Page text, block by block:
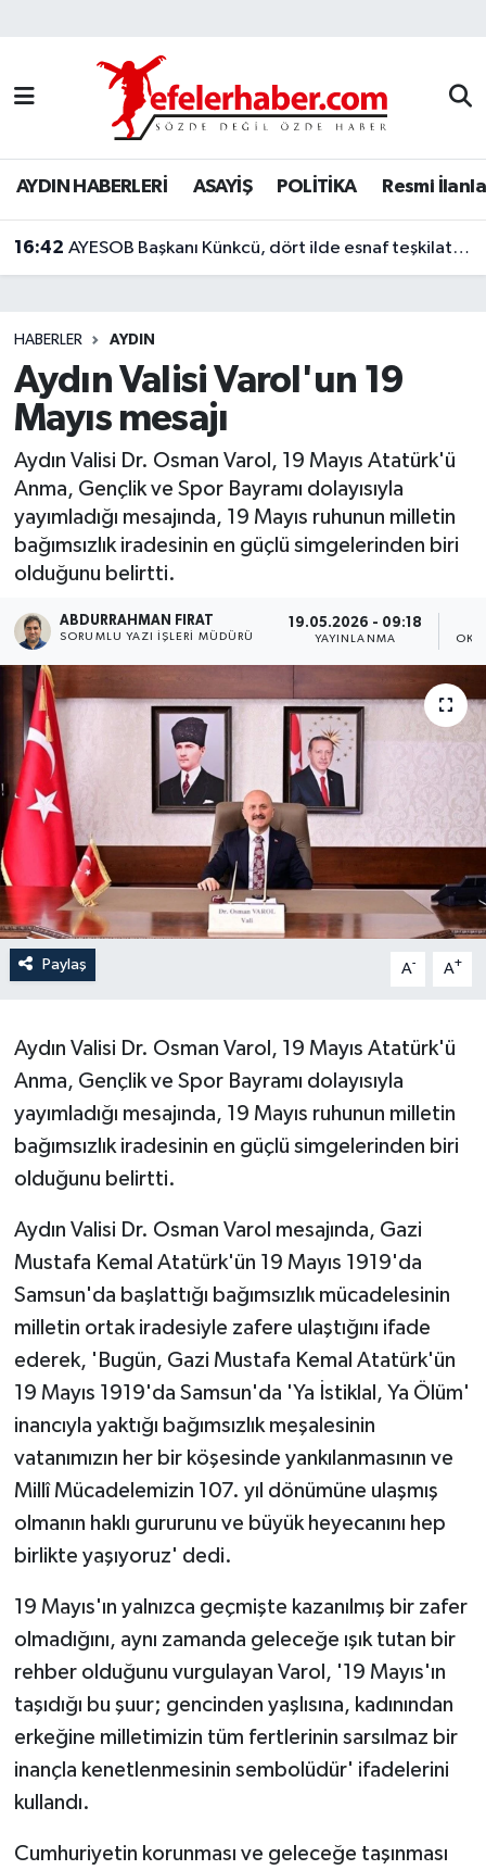
AYDIN HABERLERİ ASAYİŞ POLİTİKA Resmi
16:42 AYESOB Başkanı Künkcü, dört ilde esnaf teşkilatlarıyla buluştu
HABERLER AYDIN
Aydın Valisi Varol'un 19
Mayıs mesajı
Aydın Valisi Dr. Osman Varol, 19 Mayıs Atatürk'ü
Anma, Gençlik ve Spor Bayramı dolayısıyla
yayımladığı mesajında, 19 Mayıs ruhunun milletin
bağımsızlık iradesinin en güçlü simgelerinden biri
olduğunu belirtti.
ABDURRAHMAN FIRAT
SORUMLU YAZI İŞLERI MÜDÜRÜ
19.05.2026 - 09:18
YAYINLANMA
Paylaş A- A+
Aydın Valisi Dr. Osman Varol, 19 Mayıs Atatürk'ü
Anma, Gençlik ve Spor Bayramı dolayısıyla
yayımladığı mesajında, 19 Mayıs ruhunun milletin
bağımsızlık iradesinin en güçlü simgelerinden biri
olduğunu belirtti.
Aydın Valisi Dr. Osman Varol mesajında, Gazi
Mustafa Kemal Atatürk'ün 19 Mayıs 1919'da
Samsun'da başlattığı bağımsızlık mücadelesinin
milletin ortak iradesiyle zafere ulaştığını ifade
ederek, 'Bugün, Gazi Mustafa Kemal Atatürk'ün
19 Mayıs 1919'da Samsun'da 'Ya İstiklal, Ya Ölüm'
inancıyla yaktığı bağımsızlık meşalesinin
vatanımızın her bir köşesinde yankılanmasının ve
Millî Mücadelemizin 107. yıl dönümüne ulaşmış
olmanın haklı gururunu ve büyük heyecanını hep
birlikte yaşıyoruz' dedi.
19 Mayıs'ın yalnızca geçmişte kazanılmış bir zafer
olmadığını, aynı zamanda geleceğe ışık tutan bir
rehber olduğunu vurgulayan Varol, '19 Mayıs'ın
taşıdığı bu şuur; gencinden yaşlısına, kadınından
erkeğine milletimizin tüm fertlerinin sarsılmaz bir
inançla kenetlenmesinin sembolüdür' ifadelerini
kullandı.
Cumhuriyetin korunması ve geleceğe taşınması
Nöbetçi Eczaneler
Hava Durumu
Aydin Namaz Vakitleri
Trafik Durumu
Son Dakika Haberleri
Haber Arşivi